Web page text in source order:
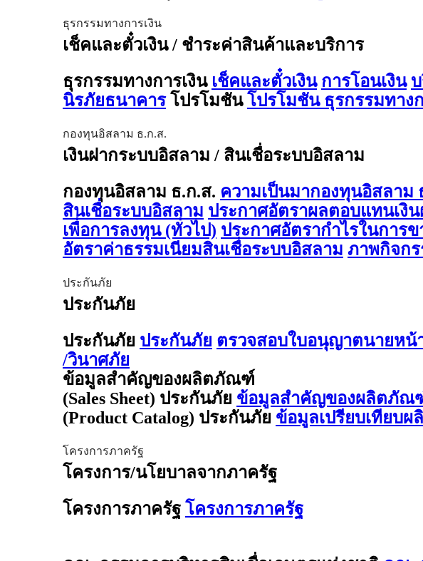
ธุรกรรมทางการเงิน
เช็คและตั๋วเงิน / ชำระค่าสินค้าและบริการ
ธุรกรรมทางการเงิน เช็คและตั๋วเงิน การโอนเงิน
นิรภัยธนาคาร โปรโมชัน โปรโมชัน ธุรกรรมทาง
กองทุนอิสลาม ธ.ก.ส.
เงินฝากระบบอิสลาม / สินเชื่อระบบอิสลาม
กองทุนอิสลาม ธ.ก.ส. ความเป็นมากองทุนอิสลาม
สินเชื่อระบบอิสลาม ประกาศอัตราผลตอบแทนเงิน
เพื่อการลงทุน (ทั่วไป) ประกาศอัตรากำไรในการ
อัตราค่าธรรมเนียมสินเชื่อระบบอิสลาม ภาพกิจก
ประกันภัย
ประกันภัย
ประกันภัย ประกันภัย ตรวจสอบใบอนุญาตนายหน้
/วินาศภัย
ข้อมูลสำคัญของผลิตภัณฑ์
(Sales Sheet) ประกันภัย ข้อมูลสำคัญของผลิตภัณฑ์
(Product Catalog) ประกันภัย ข้อมูลเปรียบเทียบ
โครงการภาครัฐ
โครงการ/นโยบาลจากภาครัฐ
โครงการภาครัฐ โครงการภาครัฐ